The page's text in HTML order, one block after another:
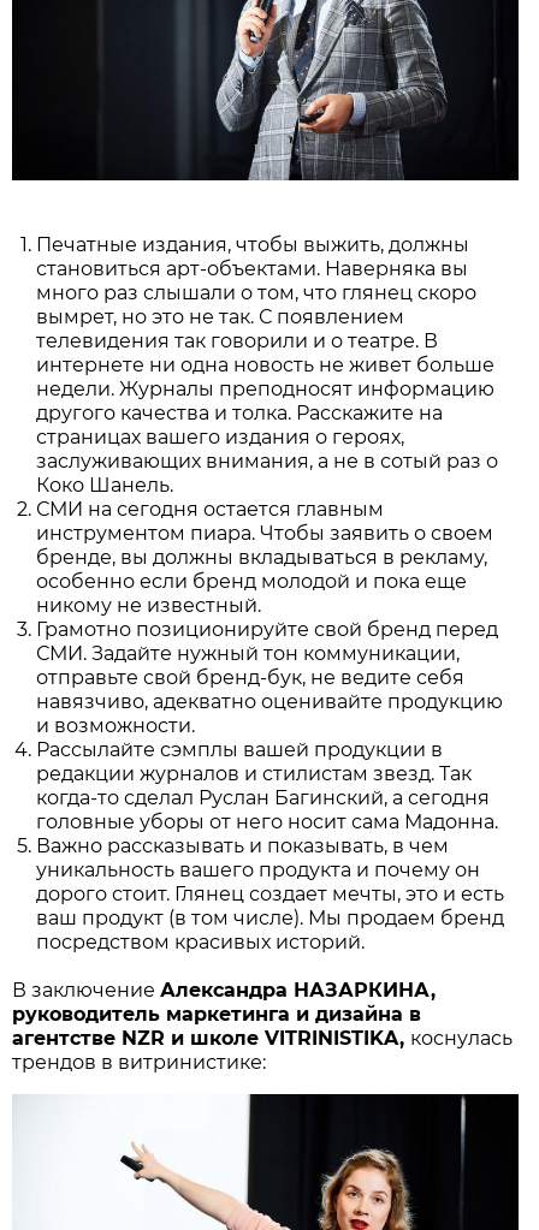
Печатные издания, чтобы выжить, должны
становиться арт-объектами. Наверняка вы
много раз слышали о том, что глянец скоро
вымрет, но это не так. С появлением
телевидения так говорили и о театре. В
интернете ни одна новость не живет больше
недели. Журналы преподносят информацию
другого качества и толка. Расскажите на
страницах вашего издания о героях,
заслуживающих внимания, а не в сотый раз о
Коко Шанель.
СМИ на сегодня остается главным
инструментом пиара. Чтобы заявить о своем
бренде, вы должны вкладываться в рекламу,
особенно если бренд молодой и пока еще
никому не известный.
Грамотно позиционируйте свой бренд перед
СМИ. Задайте нужный тон коммуникации,
отправьте свой бренд-бук, не ведите себя
навязчиво, адекватно оценивайте продукцию
и возможности.
Рассылайте сэмплы вашей продукции в
редакции журналов и стилистам звезд. Так
когда-то сделал Руслан Багинский, а сегодня
головные уборы от него носит сама Мадонна.
Важно рассказывать и показывать, в чем
уникальность вашего продукта и почему он
дорого стоит. Глянец создает мечты, это и есть
ваш продукт (в том числе). Мы продаем бренд
посредством красивых историй.
В заключениеАлександра НАЗАРКИНА,
руководитель маркетинга и дизайна в
агентстве NZR и школе VITRINISTIKA, коснулась
трендов в витринистике: